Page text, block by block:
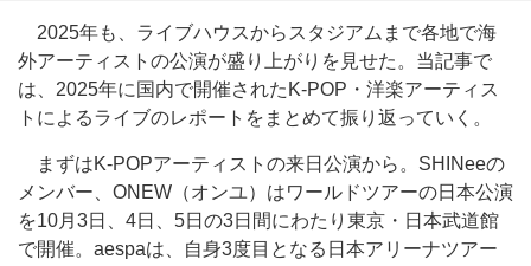
2025年も、ライブハウスからスタジアムまで各地で海
外アーティストの公演が盛り上がりを見せた。当記事で
は、2025年に国内で開催されたK-POP・洋楽アーティス
トによるライブのレポートをまとめて振り返っていく。
まずはK-POPアーティストの来日公演から。SHINeeの
メンバー、ONEW（オンユ）はワールドツアーの日本公演
を10月3日、4日、5日の3日間にわたり東京・日本武道館
で開催。aespaは、自身3度目となる日本アリーナツアー